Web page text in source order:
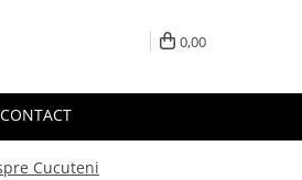
0,00
CONTACT
Cucuteni